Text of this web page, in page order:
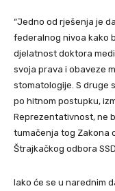
“Jedno od rješenja je
federalnog nivoa kako
djelatnost doktora
svoja prava i obaveze
stomatologije. S druge
po hitnom postupku,
Reprezentativnost, ne
tumačenja tog Zakona
Štrajkačkog odbora
Iako će se u narednim